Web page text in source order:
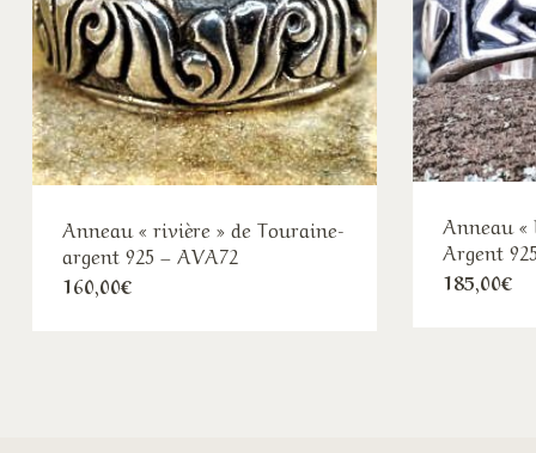
Anneau « rivière » de Touraine-
argent 925 – AVA72
160,00€
Anneau «
Argent
185,00€